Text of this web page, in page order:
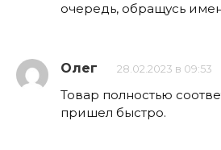
очередь, обращусь
Олег 28.02.2023 в 09:53
Товар полностью
пришел быстро.